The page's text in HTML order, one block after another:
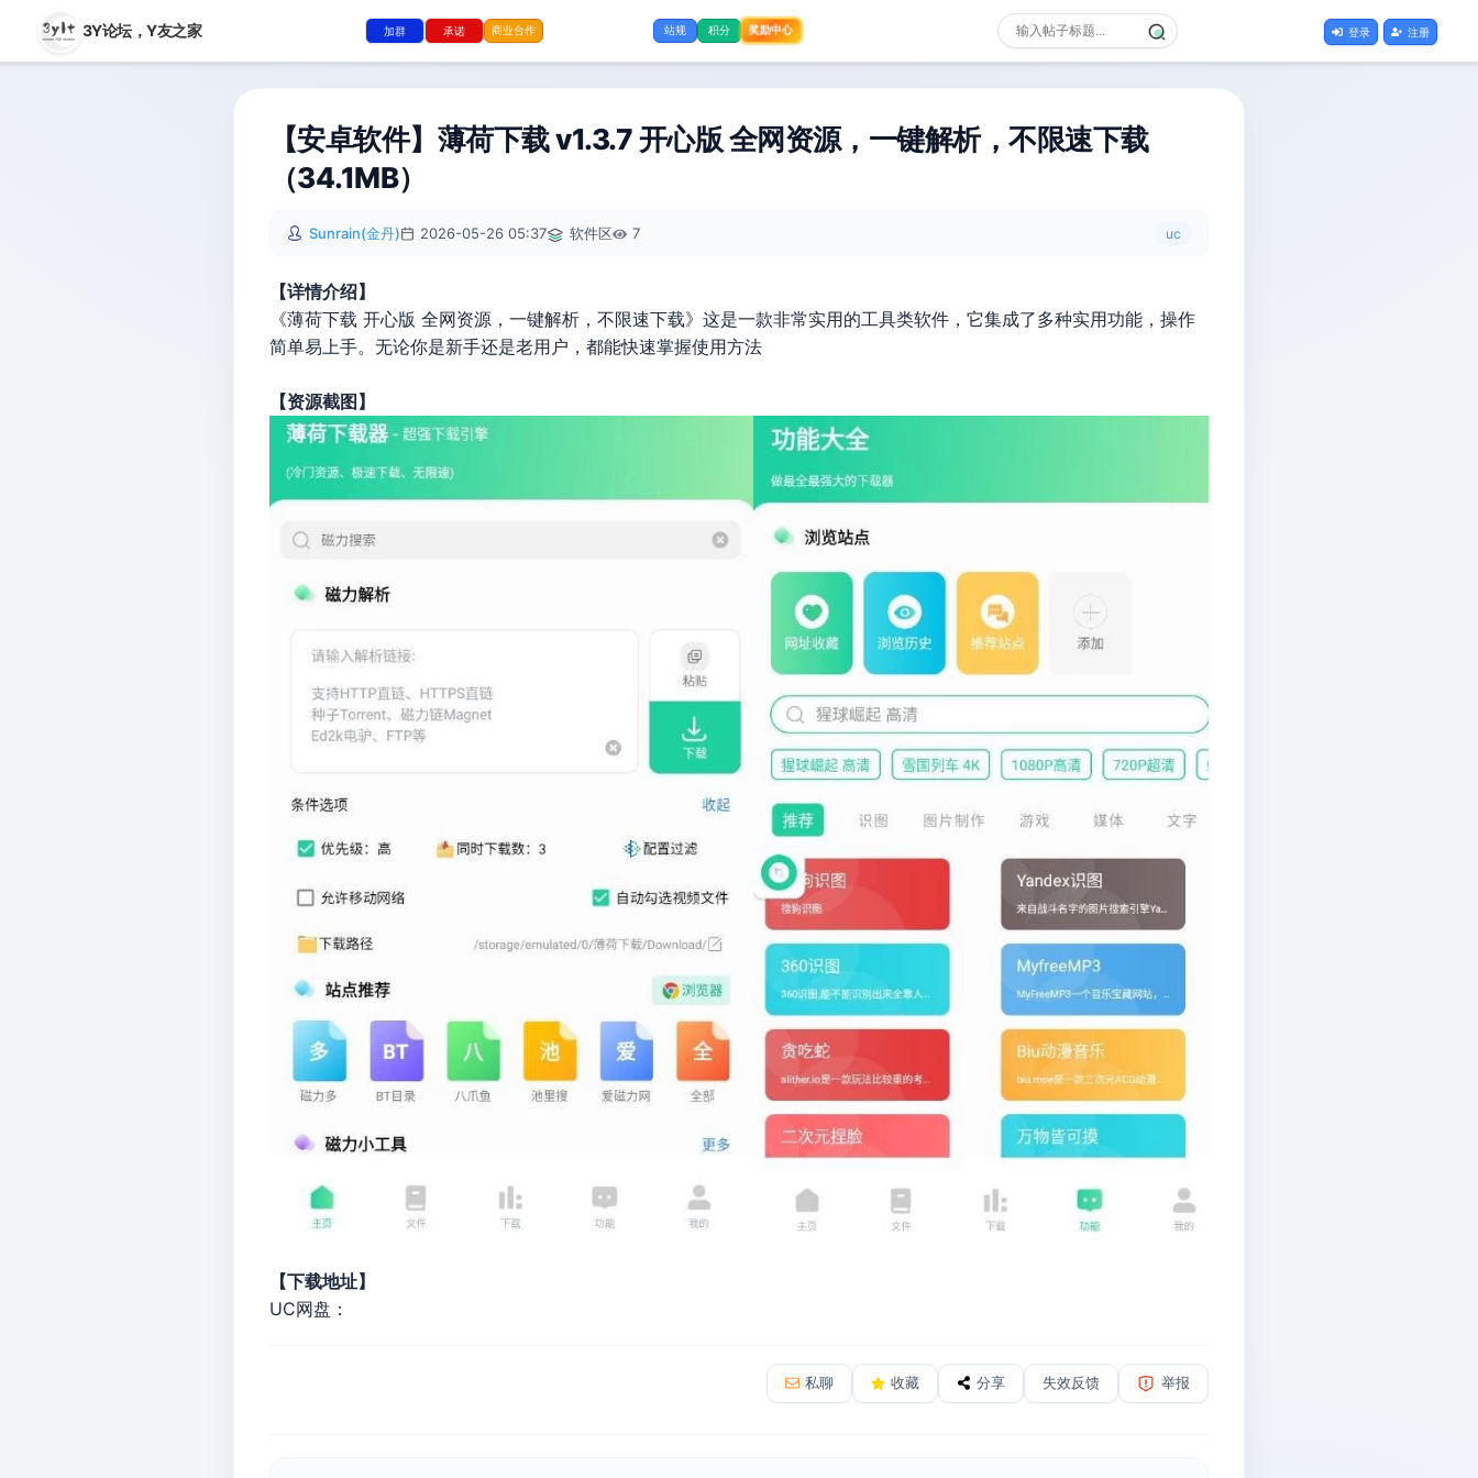
3Y论坛，Y友之家 加群 承诺 商业合作 站规 积分 奖励中心 登录 注册
【安卓软件】薄荷下载 v1.3.7 开心版 全网资源，一键解析，不限速下载
（34.1MB）
Sunrain(金丹) 2026-05-26 05:37 软件区 7 uc
【详情介绍】
《薄荷下载 开心版 全网资源，一键解析，不限速下载》这是一款非常实用的工具类软件，它集成了多种实用功能，操作
简单易上手。无论你是新手还是老用户，都能快速掌握使用方法
【资源截图】
【下载地址】
UC网盘：
私聊 收藏 分享 失效反馈 举报